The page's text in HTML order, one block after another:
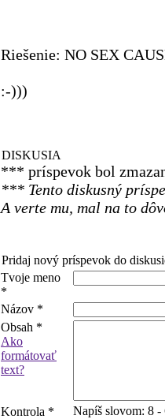
Riešenie: NO SEX
:-)))
DISKUSIA
*** príspevok bol
*** Tento diskusný
A verte mu, mal na to
Pridaj nový príspevok do
Tvoje meno
*
Názov *
Obsah *
Ako
formátovať
text?
Kontrola * Napíš slovom: 8 -